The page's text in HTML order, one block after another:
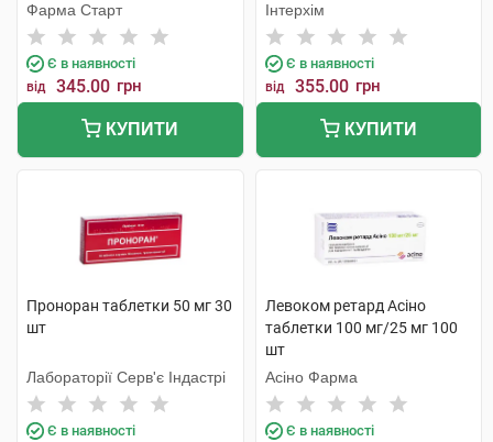
Фарма Старт
Є в наявності
від 345.00 грн
КУПИТИ
Інтерхім
Є в наявності
від 355.00 грн
КУПИТИ
Проноран таблетки 50 мг 30
шт
Лабораторії Серв'є Індастрі
Є в наявності
Левоком ретард Асіно
таблетки 100 мг/25 мг 100
шт
Асіно Фарма
Є в наявності